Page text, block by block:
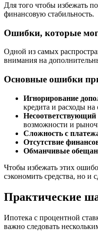
Для того чтобы избежать
финансовую стабильность.
Ошибки, которые
Одной из самых
внимания на
Основные ошибки
Игнорирование
кредита и расходы
возможности и
Сложность с
Отсутствие
Обманчивые
Чтобы избежать этих
сэкономить средства, но и
Практические
Ипотека с процентной
важно следовать